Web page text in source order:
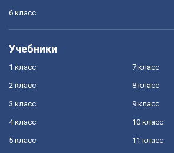
6 класс
Учебники
1 класс
2 класс
3 класс
4 класс
5 класс
7 класс
8 класс
9 класс
10 класс
11 класс